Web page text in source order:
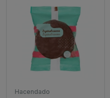
Hacendado